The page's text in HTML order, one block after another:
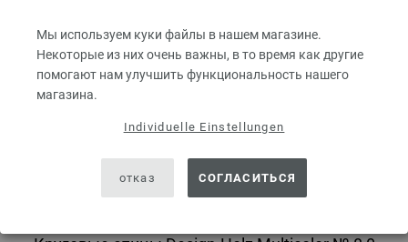
Мы используем куки файлы в нашем магазине.
Некоторые из них очень важны, в то время как другие
помогают нам улучшить функциональность нашего
магазина.
Individuelle Einstellungen
отказ СОГЛАСИТЬСЯ